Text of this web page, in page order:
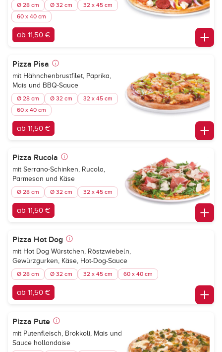
Ø 28 cm Ø 32 cm
32 x 45 cm
60 x 40 cm
ab 11,50 €
Pizza Pisa
mit Hähnchenbrustfilet, Paprika,
Mais und BBQ-Sauce
Ø 28 cm Ø 32 cm
32 x 45 cm
60 x 40 cm
ab 11,50 €
Pizza Rucola
mit Serrano-Schinken, Rucola,
Parmesan und Käse
Ø 28 cm Ø 32 cm 32 x 45 cm
ab 11,50 €
Pizza Hot Dog
mit Hot Dog Würstchen, Röstzwiebeln,
Gewürzgurken, Käse, Hot-Dog-Sauce
Ø 28 cm Ø 32 cm 32 x 45 cm 60 x 40 cm
ab 11,50 €
Pizza Pute
mit Putenfleisch, Brokkoli, Mais und
Sauce hollandaise